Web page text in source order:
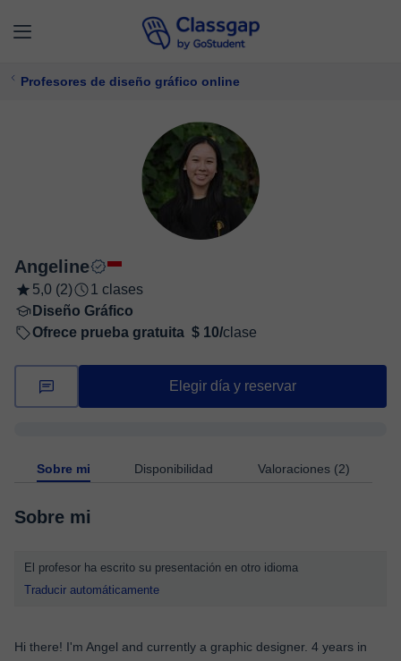
Profesores de diseño gráfico online
Angeline
5,0 (2)
1 clases
Diseño Gráfico
Ofrece prueba gratuita $ 10/clase
Elegir día y reservar
Sobre mi Disponibilidad Valoraciones (2)
Sobre mi
El profesor ha escrito su presentación en otro idioma
Traducir automáticamente
Hi there! I'm Angel and currently a graphic designer. 4 years in